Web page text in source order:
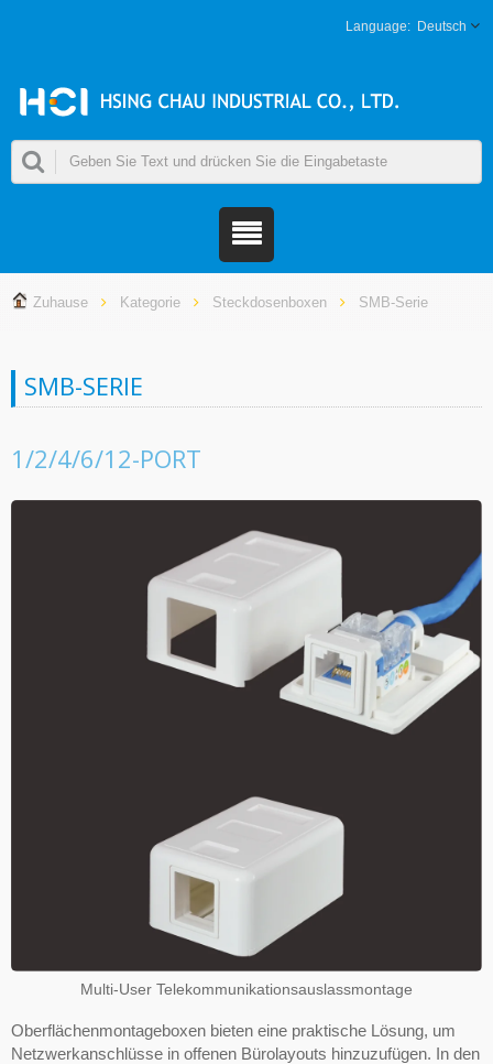
Deutsch
Zuhause Kategorie Steckdosenboxen SMB-Serie
SMB-SERIE
1/2/4/6/12-PORT
Multi-User Telekommunikationsauslassmontage
Oberflächenmontageboxen bieten eine praktische Lösung, um
Netzwerkanschlüsse in offenen Bürolayouts hinzuzufügen. In den